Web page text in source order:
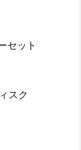
セット
スク